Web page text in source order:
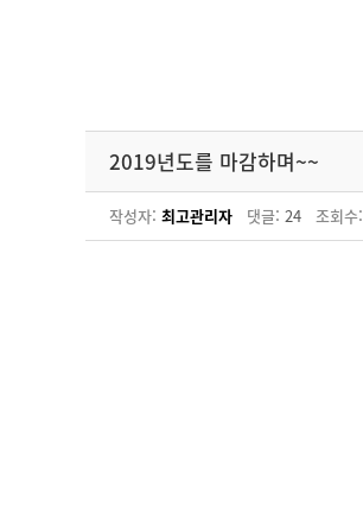
2019년도를 마감하며~~
작성자: 최고관리자 댓글: 24 조회수: